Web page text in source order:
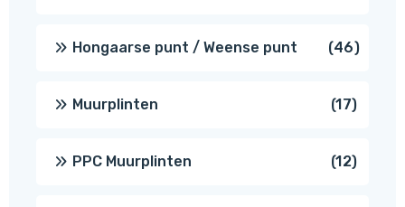
Hongaarse punt / Weense punt 4646
Muurplinten 1717
PPC Muurplinten 1212